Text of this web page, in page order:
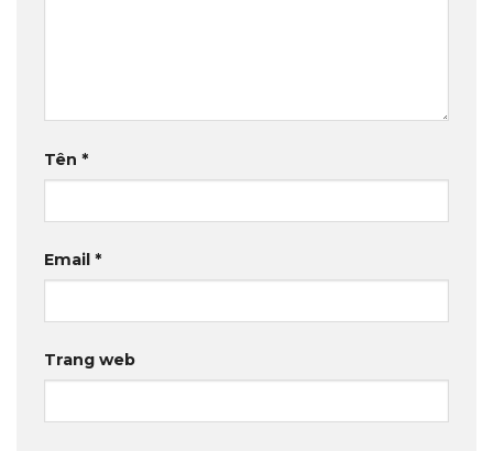
Tên *
Email *
Trang web